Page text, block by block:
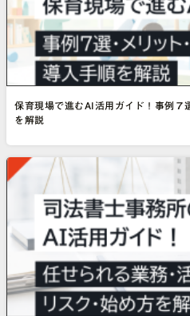
保育現場で進むAI活用ガイド！事例７
を解説